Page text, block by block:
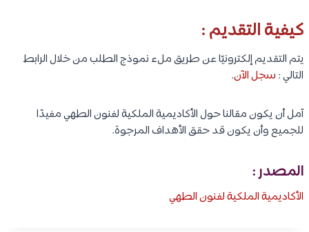
كيفية التقديم :
يتم التقديم إلكترونيًا عن طريق ملء نموذج الطلب من خلال الرابط
التالي : سجل الآن.
آمل أن يكون مقالنا حول الأكاديمية الملكية لفنون الطهي مفيدًا
للجميع وأن يكون قد حقق الأهداف المرجوة.
المصدر :
الأكاديمية الملكية لفنون الطهي